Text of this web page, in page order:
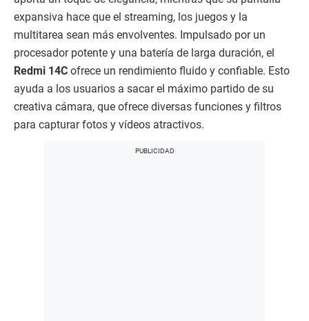
expansiva hace que el streaming, los juegos y la
multitarea sean más envolventes. Impulsado por un
procesador potente y una batería de larga duración, el
Redmi 14C ofrece un rendimiento fluido y confiable. Esto
ayuda a los usuarios a sacar el máximo partido de su
creativa cámara, que ofrece diversas funciones y filtros
para capturar fotos y vídeos atractivos.